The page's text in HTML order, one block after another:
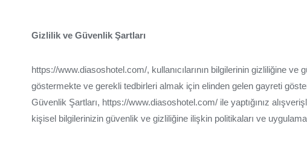
Gizlilik ve Güvenlik Şartları
https://www.diasoshotel.com/, kullanıcılarının bilgilerinin gizliliğine ve
göstermekte ve gerekli tedbirleri almak için elinden gelen gayreti
Güvenlik Şartları, https://www.diasoshotel.com/ ile yaptığınız
kişisel bilgilerinizin güvenlik ve gizliliğine ilişkin politikaları ve